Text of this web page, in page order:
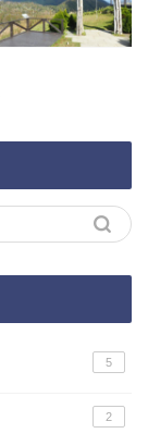
5
2